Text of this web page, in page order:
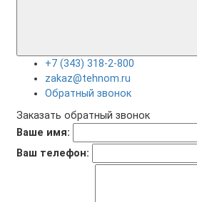
+7 (343) 318-2-800
zakaz@tehnom.ru
Обратный звонок
Заказать обратный звонок
Ваше имя:
Ваш телефон: